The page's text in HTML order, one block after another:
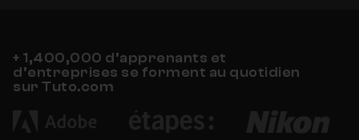
+ 1,400,000 d’apprenants et
d’entreprises se forment au quotidien
sur Tuto.com